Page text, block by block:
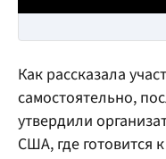
Как рассказала
самостоятельно,
утвердили
США, где готовится